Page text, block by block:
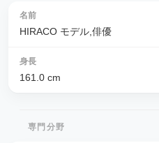
名前
HIRACO モデル,俳優
身長
161.0 cm
専門分野